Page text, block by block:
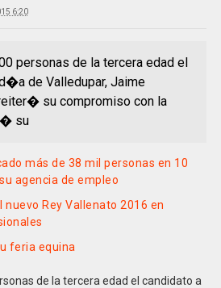
6:20
personas de la tercera edad el
de Valledupar, Jaime
su compromiso con la
su
más de 38 mil personas en 10
agencia de empleo
nuevo Rey Vallenato 2016 en
feria equina
de la tercera edad el candidato a